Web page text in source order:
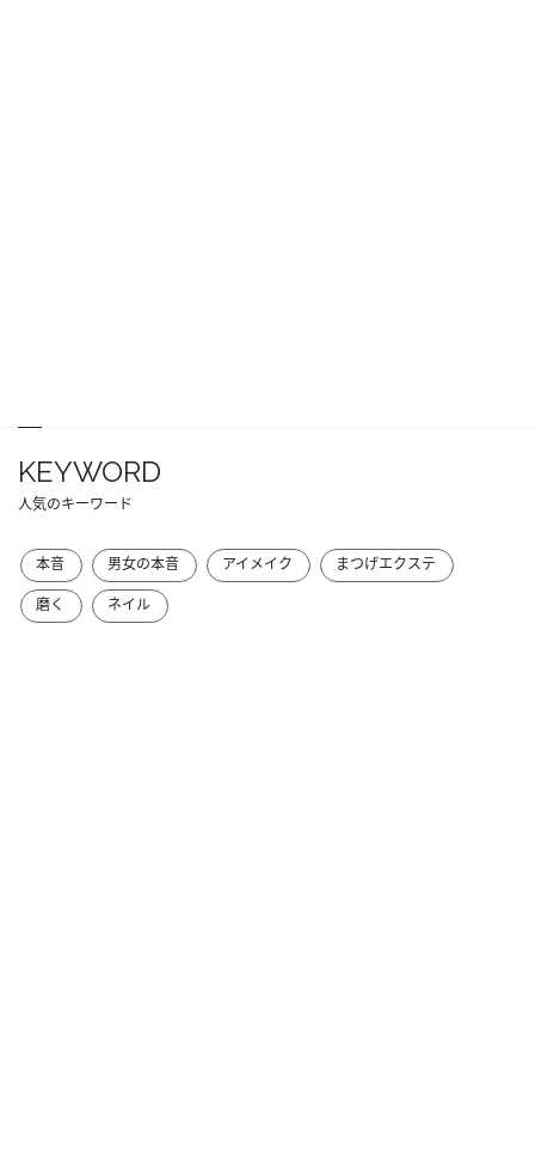
KEYWORD
人気のキーワード
本音 男女の本音 アイメイク
まつげエクステ
磨く
ネイル